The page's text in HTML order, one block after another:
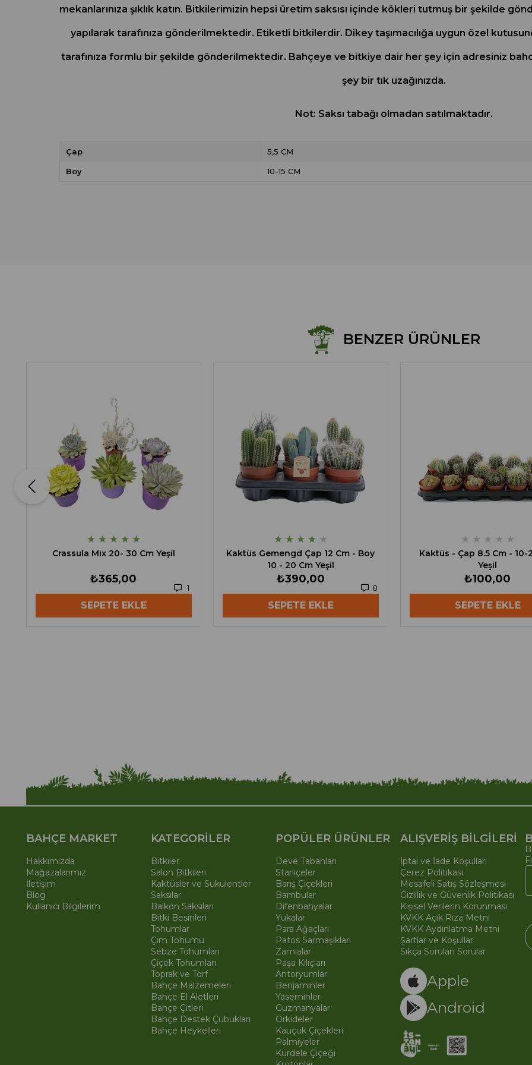
mekanlarınıza şıklık katın. Bitkilerimizin hepsi üretim saksısı içinde kökleri tutmuş bir şekilde
yapılarak tarafınıza gönderilmektedir. Etiketli bitkilerdir. Dikey taşımacılığa uygun özel
tarafınıza formlu bir şekilde gönderilmektedir. Bahçeye ve bitkiye dair her şey için adresiniz
şey bir tık uzağınızda.
Not: Saksı tabağı olmadan satılmaktadır.
Çap 5,5 CM
Boy 10-15 CM
BENZER ÜRÜNLER
★ ★ ★ ★ ★
Crassula Mix 20- 30 Cm Yeşil
1
₺365,00
SEPETE EKLE
★ ★ ★ ★ ★
Kaktüs Gemengd Çap 12 Cm - Boy
10 - 20 Cm Yeşil
8
₺390,00
SEPETE EKLE
★ ★ ★ ★ ★
Kaktüs - Çap 8.5 Cm - 10-
Yeşil
₺100,00
SEPETE EKLE
BAHÇE MARKET
Hakkımızda
Mağazalarımız
İletişim
Blog
Kullanıcı Bilgilerim
KATEGORİLER
Bitkiler
Salon Bitkileri
Kaktüsler ve Sukulentler
Saksılar
Balkon Saksıları
Bitki Besinleri
Tohumlar
Çim Tohumu
Sebze Tohumları
Çiçek Tohumları
Toprak ve Torf
Bahçe Malzemeleri
Bahçe El Aletleri
Bahçe Çitleri
Bahçe Destek Çubukları
Bahçe Heykelleri
POPÜLER ÜRÜNLER
Deve Tabanları
Starliçeler
Barış Çiçekleri
Bambular
Difenbahyalar
Yukalar
Para Ağaçları
Patos Sarmaşıkları
Zamialar
Paşa Kılıçları
Antoryumlar
Benjaminler
Yaseminler
Guzmanyalar
Orkideler
Kauçuk Çiçekleri
Palmiyeler
Kurdele Çiçeği
ALIŞVERİŞ BİLGİLERİ
İptal ve İade Koşulları
Çerez Politikası
Mesafeli Satış Sözleşmesi
Gizlilik ve Güvenlik Politikası
Kişisel Verilerin Korunması
KVKK Açık Rıza Metni
KVKK Aydınlatma Metni
Şartlar ve Koşullar
Sıkça Sorulan Sorular
Apple
Android